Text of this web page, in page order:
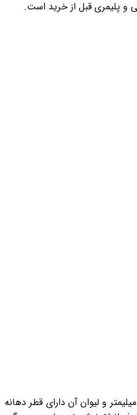
پیش دستی و لیوان کاغذی 200cc فوق یکی از محصولات تولیدی با برند بلوط سبز می باشد . از مواد اولیه کاغذ گلاسه تولید شده است . پیش دستی دارای طول و عرض 180 میلیمتر و لیوان آن دارای قطر دهانه